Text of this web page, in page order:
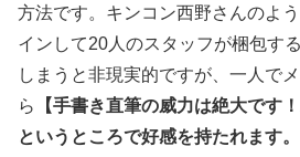
方法です。キンコン西野さんのよ
インして20人のスタッフが梱包す
しまうと非現実的ですが、一人で
ら
【手書き直筆の威力は絶大です
というところで好感を持たれます。